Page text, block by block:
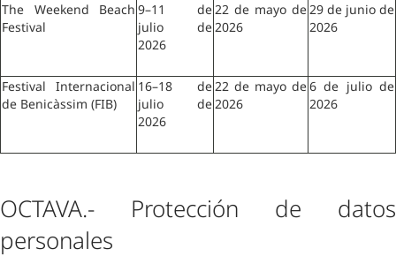
The Weekend Beach
Festival
9–11 de
julio de
2026
22 de mayo de
2026
29 de junio de
2026
Festival Internacional
de Benicàssim (FIB)
16–18 de
julio de
2026
22 de mayo de
2026
6 de julio de
2026
OCTAVA.- Protección de datos
personales